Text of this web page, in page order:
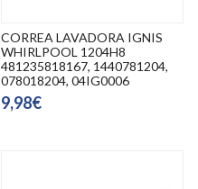
CORREA LAVADORA IGNIS
WHIRLPOOL 1204H8
481235818167, 1440781204,
078018204, 04IG0006
9,98€